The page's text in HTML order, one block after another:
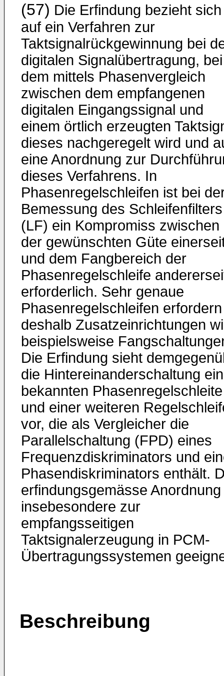
(57) Die Erfindung bezieht sich
auf ein Verfahren zur
Taktsignalrückgewinnung bei
digitalen Signalübertragung, bei
dem mittels Phasenvergleich
zwischen dem empfangenen
digitalen Eingangssignal und
einem örtlich erzeugten
dieses nachgeregelt wird und
eine Anordnung zur
dieses Verfahrens. In
Phasenregelschleifen ist bei
Bemessung des Schleifenfilters
(LF) ein Kompromiss zwischen
der gewünschten Güte
und dem Fangbereich der
Phasenregelschleife
erforderlich. Sehr genaue
Phasenregelschleifen erfordern
deshalb Zusatzeinrichtungen
beispielsweise
Die Erfindung sieht
die Hintereinanderschaltung
bekannten Phasenregelschleite
und einer weiteren
vor, die als Vergleicher die
Parallelschaltung (FPD) eines
Frequenzdiskriminators und
Phasendiskriminators enthält.
erfindungsgemässe
insebesondere zur
empfangsseitigen
Taktsignalerzeugung in PCM-
Übertragungssystemen
Beschreibung